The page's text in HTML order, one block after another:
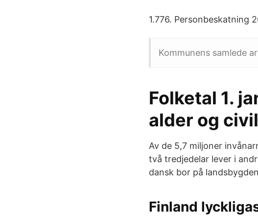
1.776. Personbeskatning
Kommunens samlede
Folketal 1.
alder og
Av de 5,7 miljoner
två tredjedelar lever i
dansk bor på
Finland